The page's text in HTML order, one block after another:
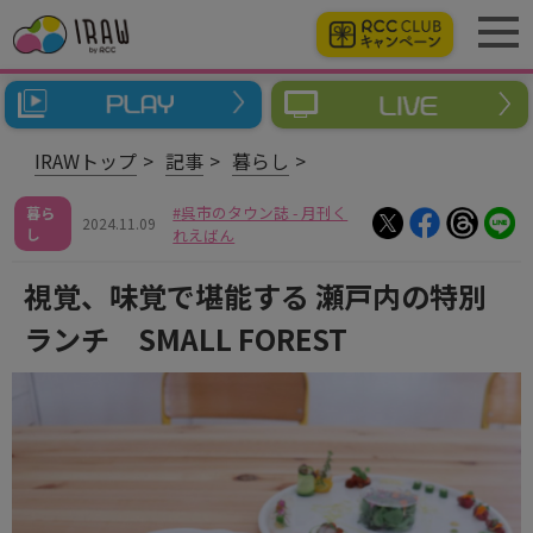
IRAWトップ 記事 暮らし
暮ら
し
2024.11.09
呉市のタウン誌 - 月刊く
れえばん
視覚、味覚で堪能する 瀬戸内の特別
ランチ SMALL FOREST